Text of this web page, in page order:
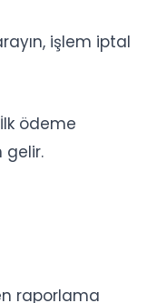
işlem iptal
ödeme
gelir.
raporlama